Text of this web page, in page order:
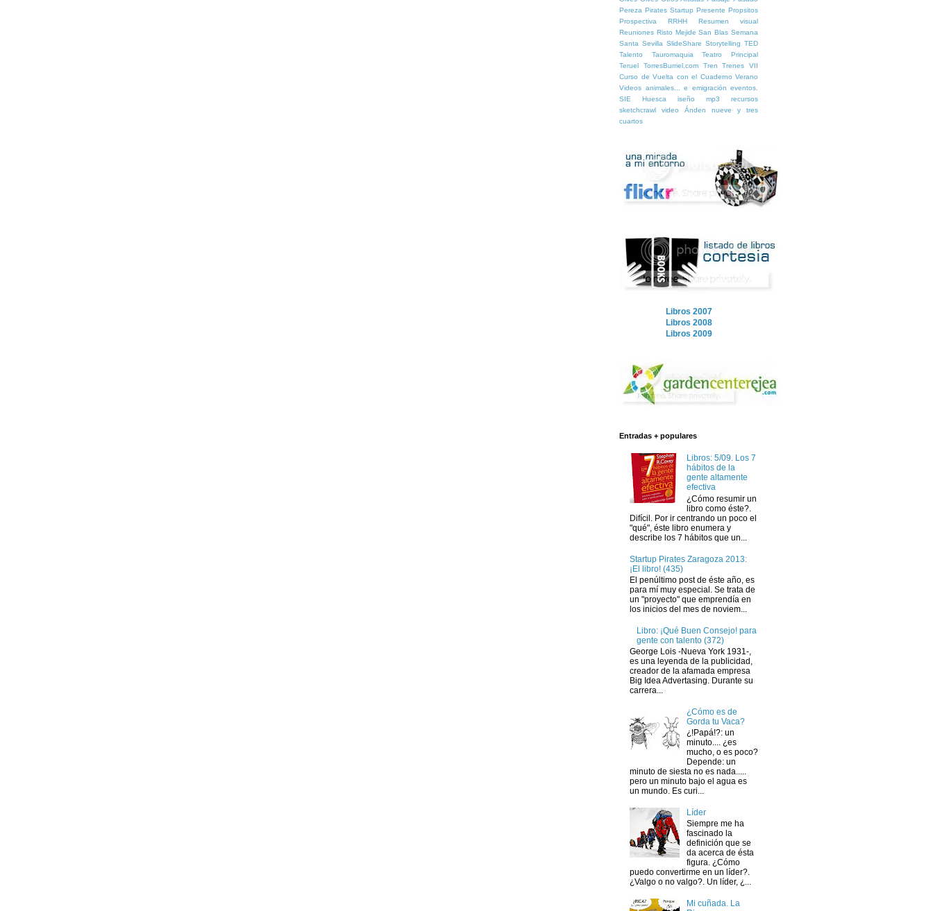
Pereza Pirates Startup Presente Propsitos
Prospectiva
RRHH
Resumen visual
Reuniones Risto Mejide San Blas Semana
Santa Sevilla SlideShare Storytelling TED
Talento
Tauromaquia
Teatro Principal
Teruel
TorresBurriel.com Tren Trenes
VII
Curso de Vuelta con el Cuaderno Verano
Videos animales... e emigración eventos.
SIE Huesca
iseño mp3
recursos
sketchcrawl
video
Ánden nueve y tres
cuartos
Libros 2007
Libros 2008
Libros 2009
Entradas + populares
Libros: 5/09. Los 7
hábitos de la
gente altamente
efectiva
¿Cómo resumir un
libro como éste?.
Difícil. Por ir centrando un poco el
"qué", éste libro enumera y
describe los 7 hábitos que un...
Startup Pirates Zaragoza 2013:
¡El libro! (435)
El penúltimo post de éste año, es
para mí muy especial. Se trata de
un "proyecto" que emprendía en
los inicios del mes de noviem...
Libro: ¡Qué Buen Consejo! para
gente con talento (372)
George Lois -Nueva York 1931-,
es una leyenda de la publicidad,
creador de la afamada empresa
Big Idea Advertasing. Durante su
carrera...
¿Cómo es de
Gorda tu Vaca?
¿!Papá!?: un
minuto.... ¿es
mucho, o es poco?
Depende: un
minuto de siesta no es nada.....
pero un minuto bajo el agua es
un mundo. Es curi...
Líder
Siempre me ha
fascinado la
definición que se
da acerca de ésta
figura. ¿Cómo
puedo convertirme en un líder?.
¿Valgo o no valgo?. Un líder, ¿...
Mi cuñada. La